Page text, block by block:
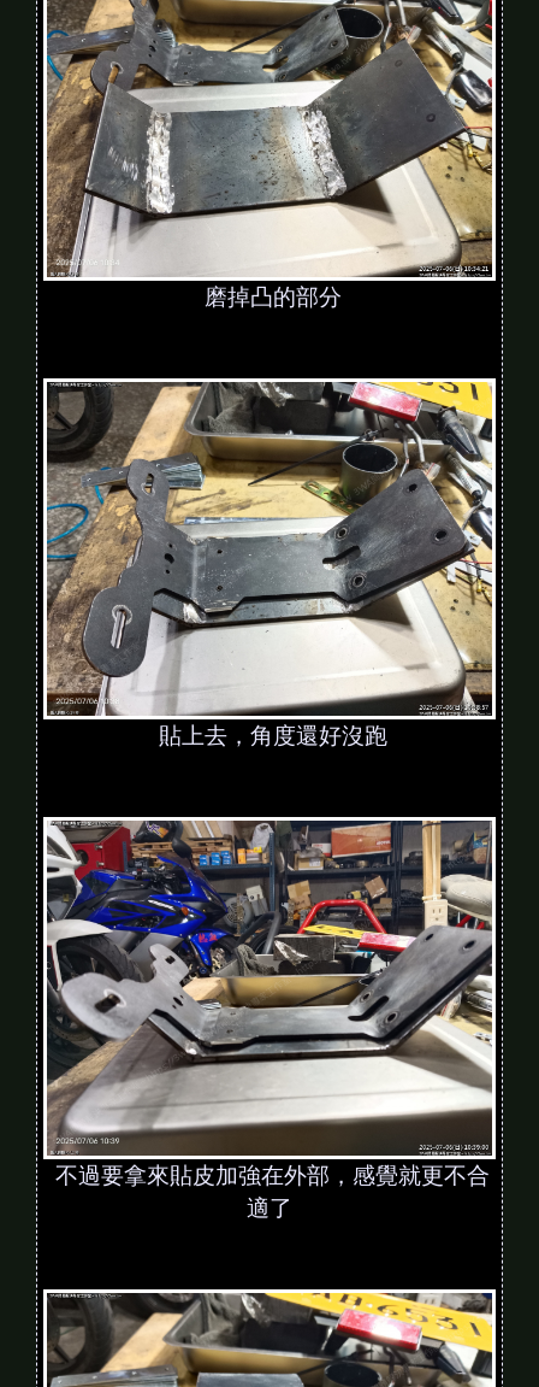
磨掉凸的部分
貼上去，角度還好沒跑
不過要拿來貼皮加強在外部，感覺就更不合
適了